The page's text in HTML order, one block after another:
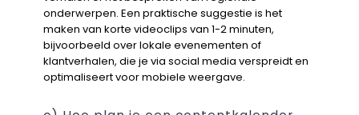
onderwerpen. Een praktische suggestie is het
maken van korte videoclips van 1-2 minuten,
bijvoorbeeld over lokale evenementen of
klantverhalen, die je via social media verspreidt en
optimaliseert voor mobiele weergave.